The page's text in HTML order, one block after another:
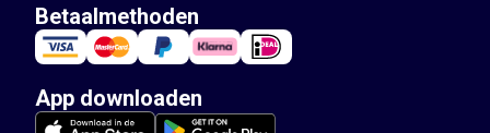
Betaalmethoden
App downloaden